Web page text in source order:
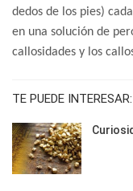
dedos de los pies)
en una solución de
callosidades y los
TE PUEDE INTERESAR: